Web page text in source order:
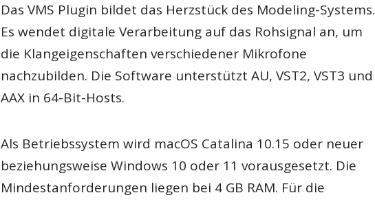
Das VMS Plugin bildet das Herzstück des Modeling-Systems.
Es wendet digitale Verarbeitung auf das Rohsignal an, um
die Klangeigenschaften verschiedener Mikrofone
nachzubilden. Die Software unterstützt AU, VST2, VST3 und
AAX in 64-Bit-Hosts.
Als Betriebssystem wird macOS Catalina 10.15 oder neuer
beziehungsweise Windows 10 oder 11 vorausgesetzt. Die
Mindestanforderungen liegen bei 4 GB RAM. Für die